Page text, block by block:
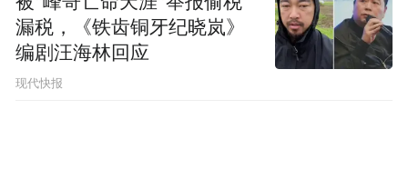
漏税，《铁齿铜牙纪晓岚》
编剧汪海林回应
现代快报